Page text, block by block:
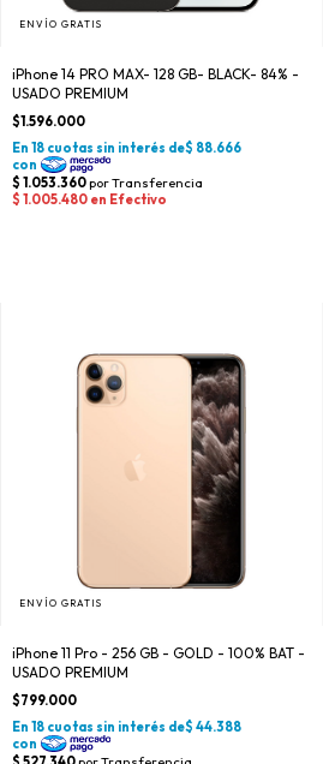
ENVÍO GRATIS
iPhone 14 PRO MAX- 128 GB- BLACK- 84% -
USADO PREMIUM
$1.596.000
ENVÍO GRATIS
iPhone 11 Pro - 256 GB - GOLD - 100% BAT -
USADO PREMIUM
$799.000